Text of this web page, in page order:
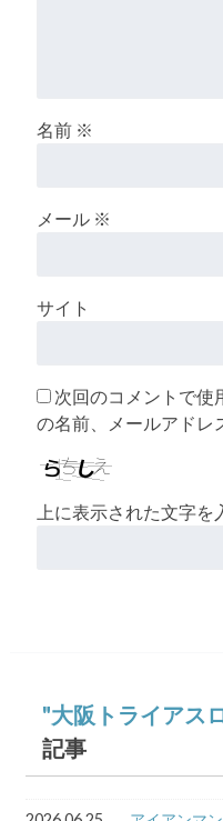
名前 ※
メール ※
サイト
次回のコメントで使
の名前、メールアドレ
上に表示された文字を
大阪トライアス
記事